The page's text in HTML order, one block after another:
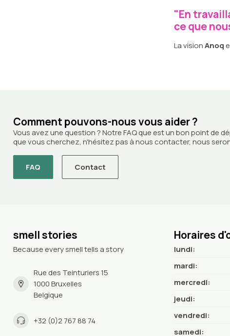
"En
ce que
La visionAnoq
Comment pouvons-nous vous aider ?
Vous avez une question ? Notre FAQ que est un bon point de
que vous cherchez, n'hésitez pas à nous contacter, nous
FAQ Contact
smell stories
Because every smell tells a story
Rue des Teinturiers 15
1000 Bruxelles
Belgique
+32 (0)2 767 88 74
Horaires
lundi:
mardi:
mercredi:
jeudi:
vendredi:
samedi: